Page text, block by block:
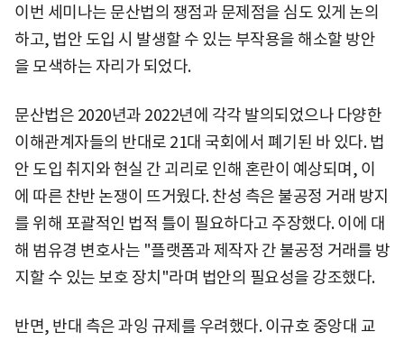
이번 세미나는 문산법의 쟁점과 문제점을 심도 있게 논의
하고, 법안 도입 시 발생할 수 있는 부작용을 해소할 방안
을 모색하는 자리가 되었다.
문산법은 2020년과 2022년에 각각 발의되었으나 다양한
이해관계자들의 반대로 21대 국회에서 폐기된 바 있다. 법
안 도입 취지와 현실 간 괴리로 인해 혼란이 예상되며, 이
에 따른 찬반 논쟁이 뜨거웠다. 찬성 측은 불공정 거래 방지
를 위해 포괄적인 법적 틀이 필요하다고 주장했다. 이에 대
해 범유경 변호사는 "플랫폼과 제작자 간 불공정 거래를 방
지할 수 있는 보호 장치"라며 법안의 필요성을 강조했다.
반면, 반대 측은 과잉 규제를 우려했다. 이규호 중앙대 교